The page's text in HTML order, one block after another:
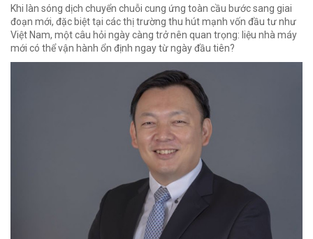
Khi làn sóng dịch chuyển chuỗi cung ứng toàn cầu bước sang giai
đoạn mới, đặc biệt tại các thị trường thu hút mạnh vốn đầu tư như
Việt Nam, một câu hỏi ngày càng trở nên quan trọng: liệu nhà máy
mới có thể vận hành ổn định ngay từ ngày đầu tiên?